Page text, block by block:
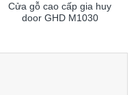
Cửa gỗ cao cấp gia huy
door GHD M1030